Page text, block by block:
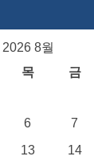
2026 8월
목 금
6 7
13 14